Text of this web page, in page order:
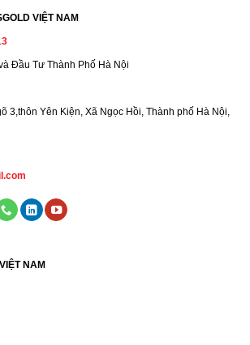
VIỆT NAM
Đầu Tư Thành Phố Hà Nội
3,thôn Yên Kiện, Xã Ngọc Hồi, Thành phố Hà Nội,
NAM